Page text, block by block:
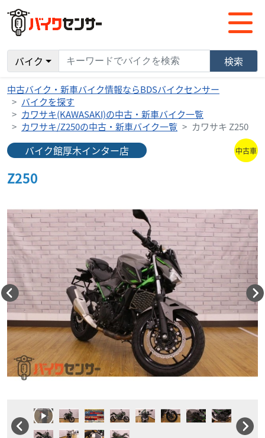
バイク 検索
中古バイク・新車バイク情報ならBDSバイクセンサー
バイクを探す
カワサキ(KAWASAKI)の中古・新車バイク一覧
カワサキ/Z250の中古・新車バイク一覧
カワサキ Z250
バイク館厚木インター店 中古車
Z250